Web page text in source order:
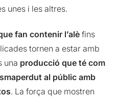
unes i les altres.
fan contenir l’alè fins
tornen a estar amb
una producció que té com
al públic amb
. La força que mostren